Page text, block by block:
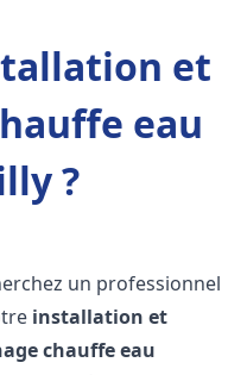
et
eau
?
un professionnel
installation et
chauffe eau